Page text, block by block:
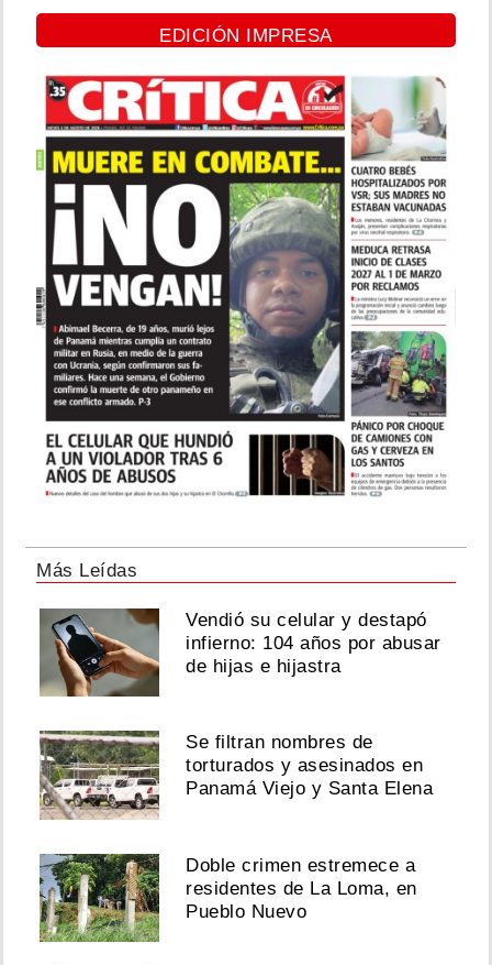
EDICIÓN IMPRESA
Más Leídas
Vendió su celular y destapó
infierno: 104 años por abusar
de hijas e hijastra
Se filtran nombres de
torturados y asesinados en
Panamá Viejo y Santa Elena
Doble crimen estremece a
residentes de La Loma, en
Pueblo Nuevo